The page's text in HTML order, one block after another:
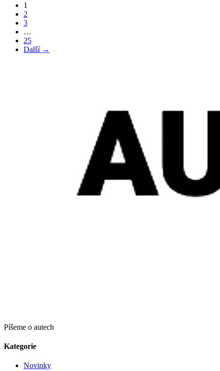
1
2
3
…
25
Další →
Píšeme o autech
Kategorie
Novinky